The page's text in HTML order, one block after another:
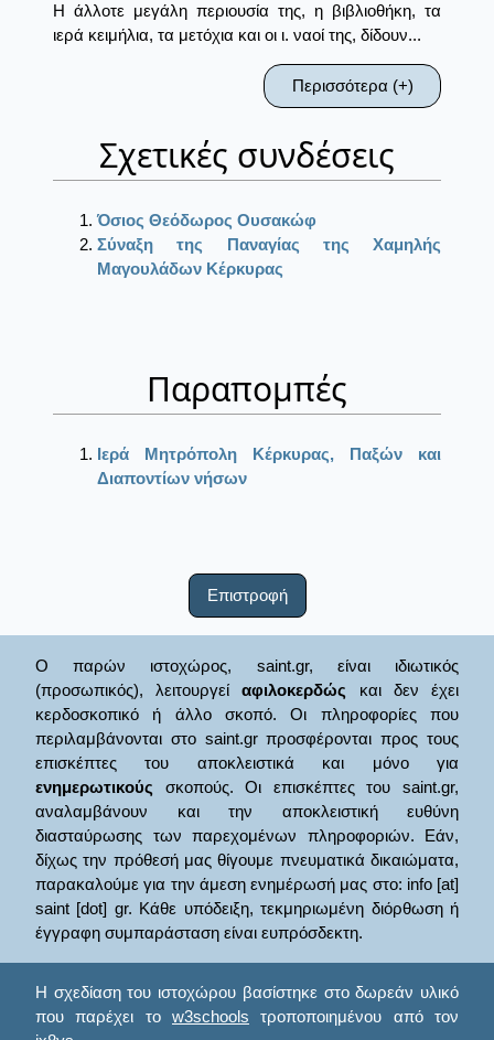
Η άλλοτε μεγάλη περιουσία της, η βιβλιοθήκη, τα
ιερά κειμήλια, τα μετόχια και οι ι. ναοί της, δίδουν...
Περισσότερα (+)
Σχετικές συνδέσεις
Όσιος Θεόδωρος Ουσακώφ
Σύναξη της Παναγίας της Χαμηλής
Μαγουλάδων Κέρκυρας
Παραπομπές
Ιερά Μητρόπολη Κέρκυρας, Παξών και
Διαποντίων νήσων
Επιστροφή
Ο παρών ιστοχώρος, saint.gr, είναι ιδιωτικός
(προσωπικός), λειτουργείαφιλοκερδώς και δεν έχει
κερδοσκοπικό ή άλλο σκοπό. Οι πληροφορίες που
περιλαμβάνονται στο saint.gr προσφέρονται προς τους
επισκέπτες του αποκλειστικά και μόνο για
ενημερωτικούς σκοπούς. Οι επισκέπτες του saint.gr,
αναλαμβάνουν και την αποκλειστική ευθύνη
διασταύρωσης των παρεχομένων πληροφοριών. Εάν,
δίχως την πρόθεσή μας θίγουμε πνευματικά δικαιώματα,
παρακαλούμε για την άμεση ενημέρωσή μας στο: info [at]
saint [dot] gr. Κάθε υπόδειξη, τεκμηριωμένη διόρθωση ή
έγγραφη συμπαράσταση είναι ευπρόσδεκτη.
Η σχεδίαση του ιστοχώρου βασίστηκε στο δωρεάν υλικό
που παρέχει το w3schools τροποποιημένου από τον